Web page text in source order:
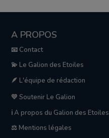
A PROPOS
📧 Contact
💫 Le Galion des Etoiles
🪶 L'équipe de rédaction
💛 Soutenir Le Galion
ℹ️ A propos du Galion des Etoiles
⚖️ Mentions légales